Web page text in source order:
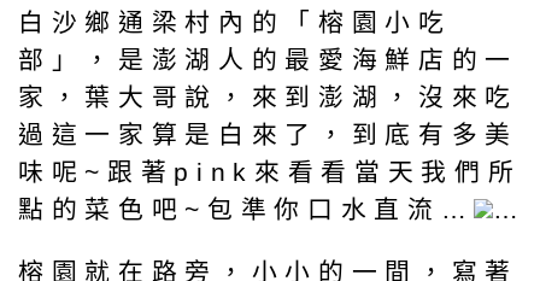
白沙鄉通梁村內的「榕園小吃
部」，是澎湖人的最愛海鮮店的一
家，葉大哥說，來到澎湖，沒來吃
過這一家算是白來了，到底有多美
味呢~跟著pink來看看當天我們所
點的菜色吧~包準你口水直流…
…
榕園就在路旁，小小的一間，寫著